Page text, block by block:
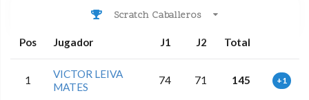
Scratch Caballeros
Pos Jugador J1 J2 Total
1
VICTOR LEIVA
MATES
74 71 145 +1